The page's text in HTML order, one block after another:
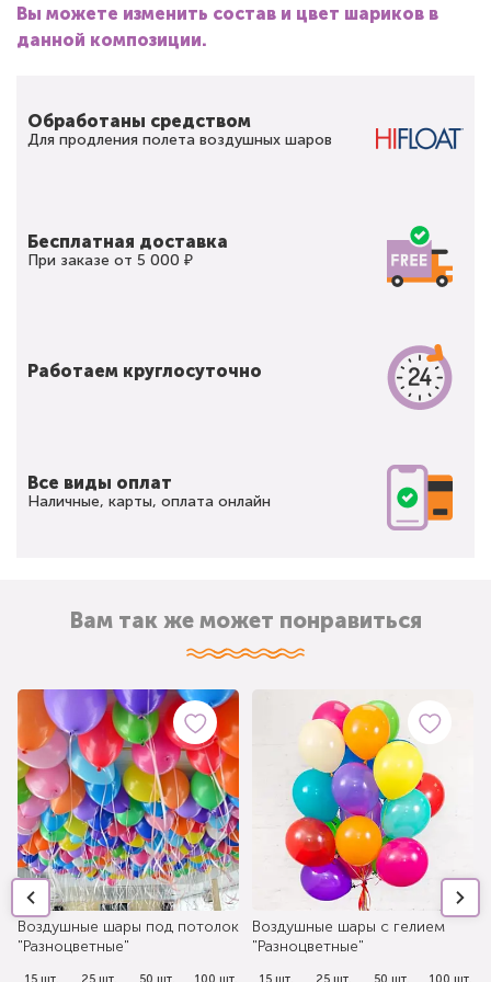
Вы можете изменить состав и цвет шариков в
данной композиции.
Обработаны средством
Для продления полета воздушных шаров
Бесплатная доставка
При заказе от 5 000 ₽
Работаем круглосуточно
Все виды оплат
Наличные, карты, оплата онлайн
Вам так же может понравиться
Воздушные шары под потолок
"Разноцветные"
15 шт. 25 шт. 50 шт. 100 шт.
Воздушные шары с гелием
"Разноцветные"
15 шт. 25 шт. 50 шт. 100 шт.